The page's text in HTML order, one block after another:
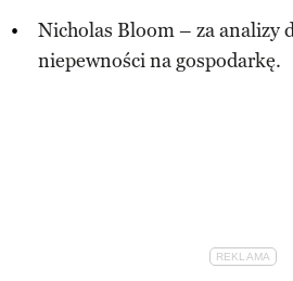
Nicholas Bloom – za analizy
niepewności na gospodarkę.